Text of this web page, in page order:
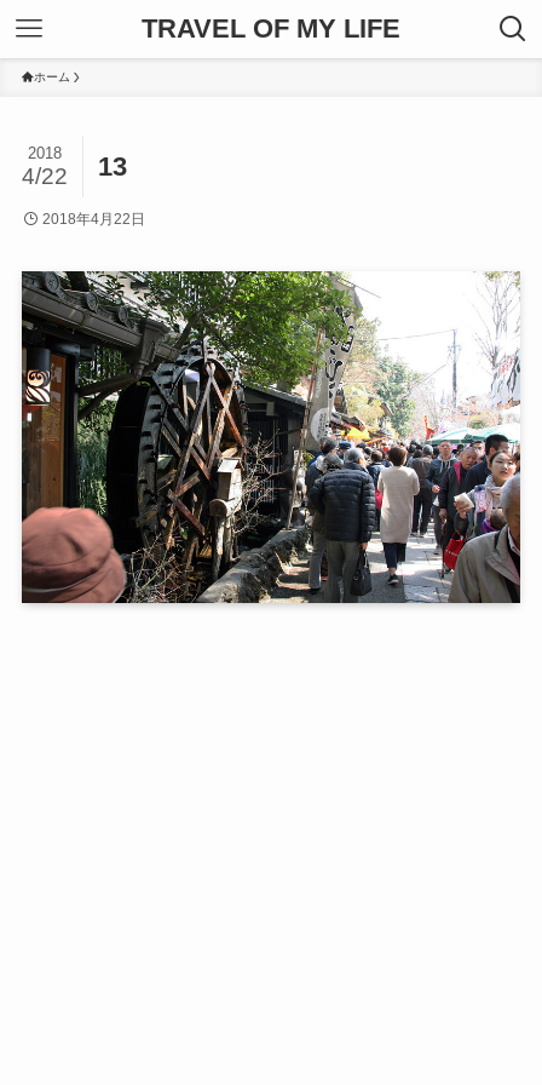
TRAVEL OF MY LIFE
ホーム
13
2018
4/22
2018年4月22日